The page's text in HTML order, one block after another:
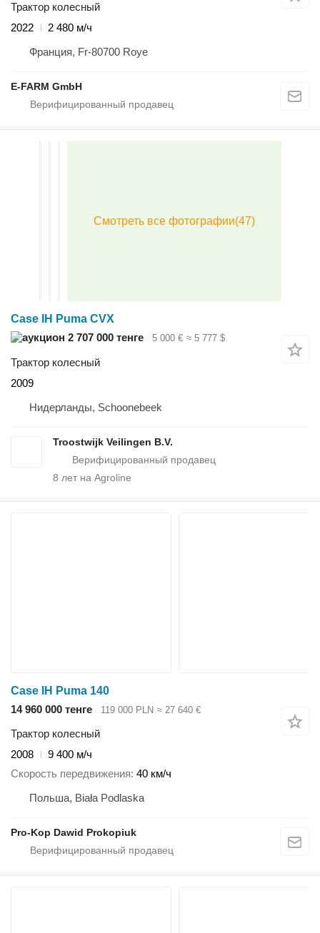
Трактор колесный
2022
2 480 м/ч
Франция, Fr-80700 Roye
E-FARM GmbH
Case IH Puma CVX
2 707 000 тенге
5 000 € ≈ 5 777 $
Трактор колесный
2009
Нидерланды, Schoonebeek
Troostwijk Veilingen B.V.
8 лет на Agroline
Case IH Puma 140
14 960 000 тенге
119 000 PLN ≈ 27 640 €
Трактор колесный
2008
9 400 м/ч
Скорость передвижения 40 км/ч
Польша, Biała Podlaska
Pro-Kop Dawid Prokopiuk